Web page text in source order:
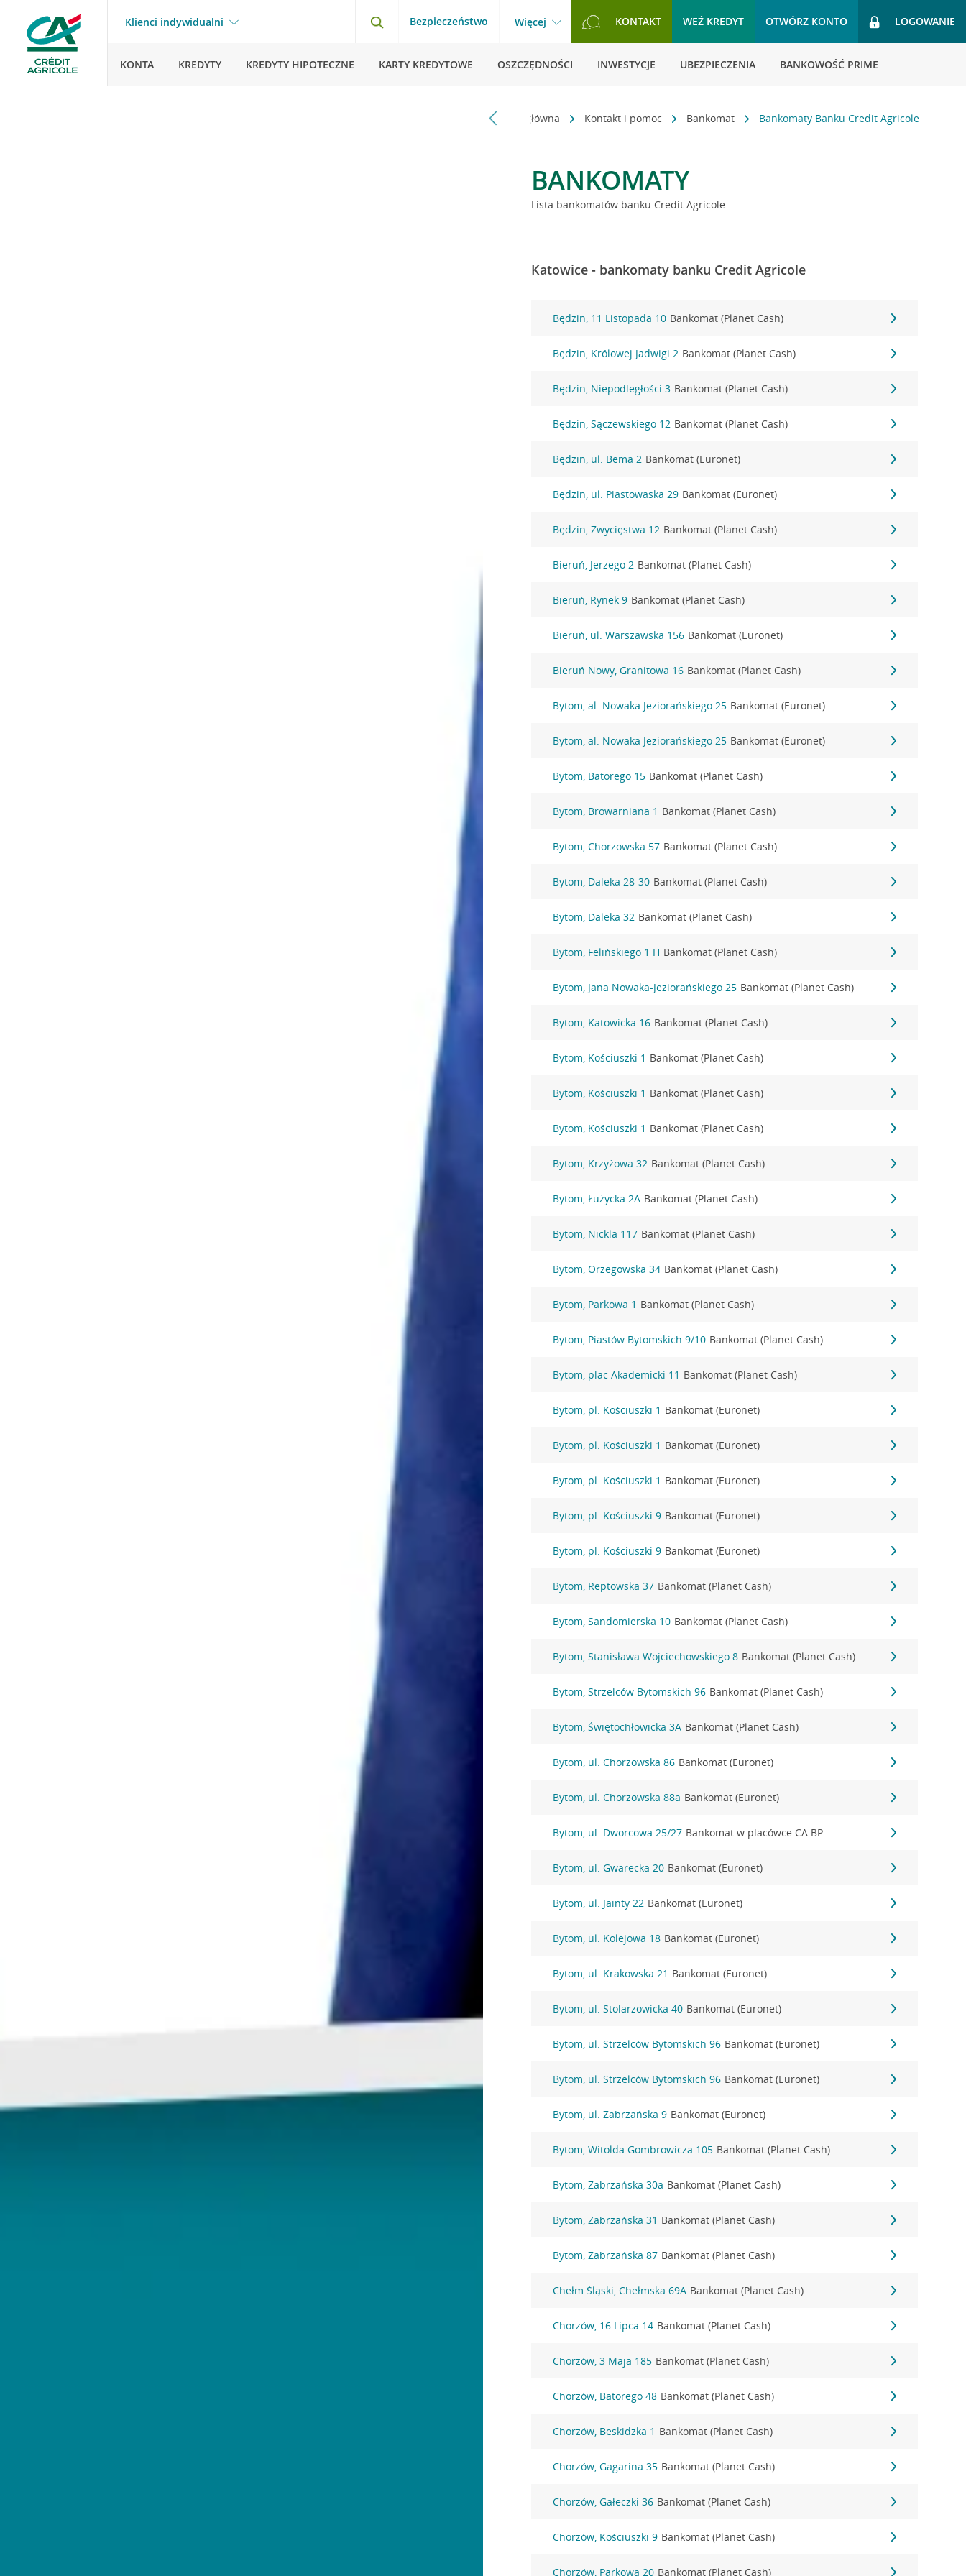
Klienci indywidualni Bezpieczeństwo Więcej KONTAKT WEŹ KREDYT OTWÓRZ KONTO LOGOWANIE
KONTA KREDYTY KREDYTY HIPOTECZNE KARTY KREDYTOWE OSZCZĘDNOŚCI INWESTYCJE UBEZPIECZENIA BANKOWOŚĆ PRIME
Strona główna Kontakt i pomoc Bankomat Bankomaty Banku Credit Agricole
BANKOMATY
Lista bankomatów banku Credit Agricole
Katowice - bankomaty banku Credit Agricole
Będzin, 11 Listopada 10 Bankomat (Planet Cash)
Będzin, Królowej Jadwigi 2 Bankomat (Planet Cash)
Będzin, Niepodległości 3 Bankomat (Planet Cash)
Będzin, Sączewskiego 12 Bankomat (Planet Cash)
Będzin, ul. Bema 2 Bankomat (Euronet)
Będzin, ul. Piastowaska 29 Bankomat (Euronet)
Będzin, Zwycięstwa 12 Bankomat (Planet Cash)
Bieruń, Jerzego 2 Bankomat (Planet Cash)
Bieruń, Rynek 9 Bankomat (Planet Cash)
Bieruń, ul. Warszawska 156 Bankomat (Euronet)
Bieruń Nowy, Granitowa 16 Bankomat (Planet Cash)
Bytom, al. Nowaka Jeziorańskiego 25 Bankomat (Euronet)
Bytom, al. Nowaka Jeziorańskiego 25 Bankomat (Euronet)
Bytom, Batorego 15 Bankomat (Planet Cash)
Bytom, Browarniana 1 Bankomat (Planet Cash)
Bytom, Chorzowska 57 Bankomat (Planet Cash)
Bytom, Daleka 28-30 Bankomat (Planet Cash)
Bytom, Daleka 32 Bankomat (Planet Cash)
Bytom, Felińskiego 1 H Bankomat (Planet Cash)
Bytom, Jana Nowaka-Jeziorańskiego 25 Bankomat (Planet Cash)
Bytom, Katowicka 16 Bankomat (Planet Cash)
Bytom, Kościuszki 1 Bankomat (Planet Cash)
Bytom, Kościuszki 1 Bankomat (Planet Cash)
Bytom, Kościuszki 1 Bankomat (Planet Cash)
Bytom, Krzyżowa 32 Bankomat (Planet Cash)
Bytom, Łużycka 2A Bankomat (Planet Cash)
Bytom, Nickla 117 Bankomat (Planet Cash)
Bytom, Orzegowska 34 Bankomat (Planet Cash)
Bytom, Parkowa 1 Bankomat (Planet Cash)
Bytom, Piastów Bytomskich 9/10 Bankomat (Planet Cash)
Bytom, plac Akademicki 11 Bankomat (Planet Cash)
Bytom, pl. Kościuszki 1 Bankomat (Euronet)
Bytom, pl. Kościuszki 1 Bankomat (Euronet)
Bytom, pl. Kościuszki 1 Bankomat (Euronet)
Bytom, pl. Kościuszki 9 Bankomat (Euronet)
Bytom, pl. Kościuszki 9 Bankomat (Euronet)
Bytom, Reptowska 37 Bankomat (Planet Cash)
Bytom, Sandomierska 10 Bankomat (Planet Cash)
Bytom, Stanisława Wojciechowskiego 8 Bankomat (Planet Cash)
Bytom, Strzelców Bytomskich 96 Bankomat (Planet Cash)
Bytom, Świętochłowicka 3A Bankomat (Planet Cash)
Bytom, ul. Chorzowska 86 Bankomat (Euronet)
Bytom, ul. Chorzowska 88a Bankomat (Euronet)
Bytom, ul. Dworcowa 25/27 Bankomat w placówce CA BP
Bytom, ul. Gwarecka 20 Bankomat (Euronet)
Bytom, ul. Jainty 22 Bankomat (Euronet)
Bytom, ul. Kolejowa 18 Bankomat (Euronet)
Bytom, ul. Krakowska 21 Bankomat (Euronet)
Bytom, ul. Stolarzowicka 40 Bankomat (Euronet)
Bytom, ul. Strzelców Bytomskich 96 Bankomat (Euronet)
Bytom, ul. Strzelców Bytomskich 96 Bankomat (Euronet)
Bytom, ul. Zabrzańska 9 Bankomat (Euronet)
Bytom, Witolda Gombrowicza 105 Bankomat (Planet Cash)
Bytom, Zabrzańska 30a Bankomat (Planet Cash)
Bytom, Zabrzańska 31 Bankomat (Planet Cash)
Bytom, Zabrzańska 87 Bankomat (Planet Cash)
Chełm Śląski, Chełmska 69A Bankomat (Planet Cash)
Chorzów, 16 Lipca 14 Bankomat (Planet Cash)
Chorzów, 3 Maja 185 Bankomat (Planet Cash)
Chorzów, Batorego 48 Bankomat (Planet Cash)
Chorzów, Beskidzka 1 Bankomat (Planet Cash)
Chorzów, Gagarina 35 Bankomat (Planet Cash)
Chorzów, Gałeczki 36 Bankomat (Planet Cash)
Chorzów, Kościuszki 9 Bankomat (Planet Cash)
Chorzów, Parkowa 20 Bankomat (Planet Cash)